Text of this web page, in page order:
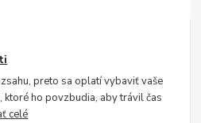
preto sa oplatí vybaviť vaše
ho povzbudia, aby trávil čas
celé